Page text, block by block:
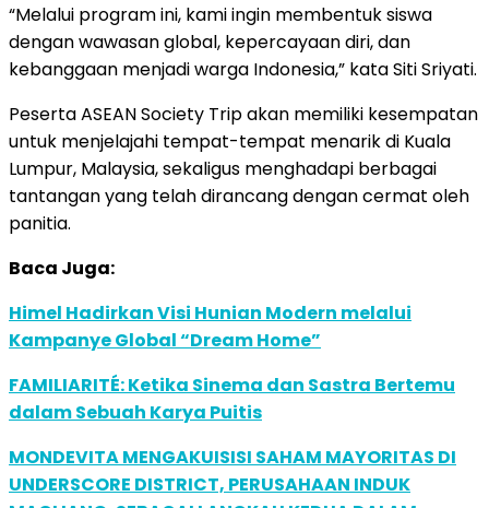
“Melalui program ini, kami ingin membentuk siswa
dengan wawasan global, kepercayaan diri, dan
kebanggaan menjadi warga Indonesia,” kata Siti Sriyati.
Peserta ASEAN Society Trip akan memiliki kesempatan
untuk menjelajahi tempat-tempat menarik di Kuala
Lumpur, Malaysia, sekaligus menghadapi berbagai
tantangan yang telah dirancang dengan cermat oleh
panitia.
Baca Juga:
Himel Hadirkan Visi Hunian Modern melalui
Kampanye Global “Dream Home”
FAMILIARITÉ: Ketika Sinema dan Sastra Bertemu
dalam Sebuah Karya Puitis
MONDEVITA MENGAKUISISI SAHAM MAYORITAS DI
UNDERSCORE DISTRICT, PERUSAHAAN INDUK